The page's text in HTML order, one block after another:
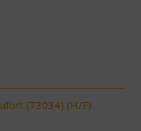
(73034) (H/F)